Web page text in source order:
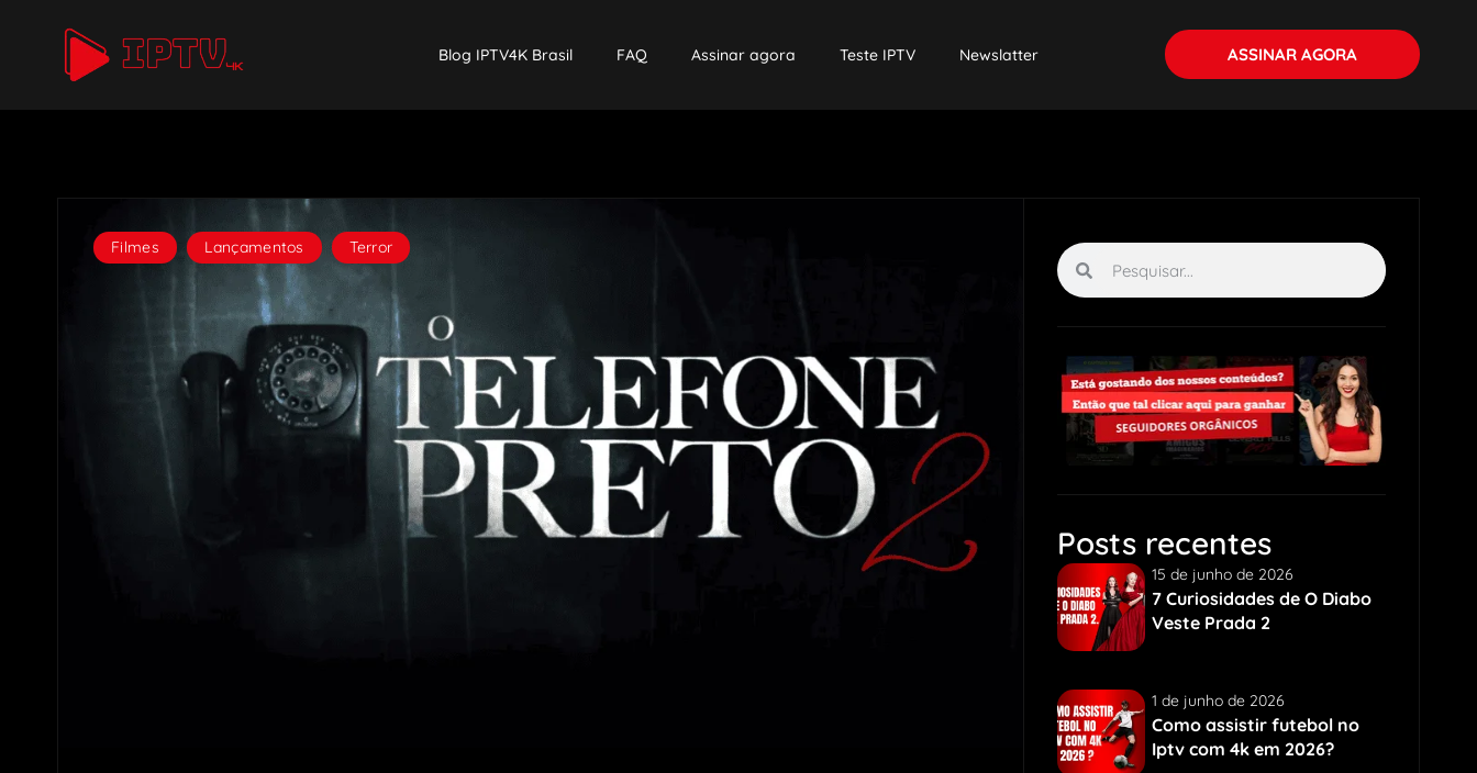
Blog IPTV4K Brasil FAQ Assinar agora Teste IPTV Newslatter ASSINAR AGORA
Filmes , Lançamentos , Terror
Posts recentes
15 de junho de 2026
7 Curiosidades de O Diabo
Veste Prada 2
1 de junho de 2026
Como assistir futebol no
Iptv com 4k em 2026?